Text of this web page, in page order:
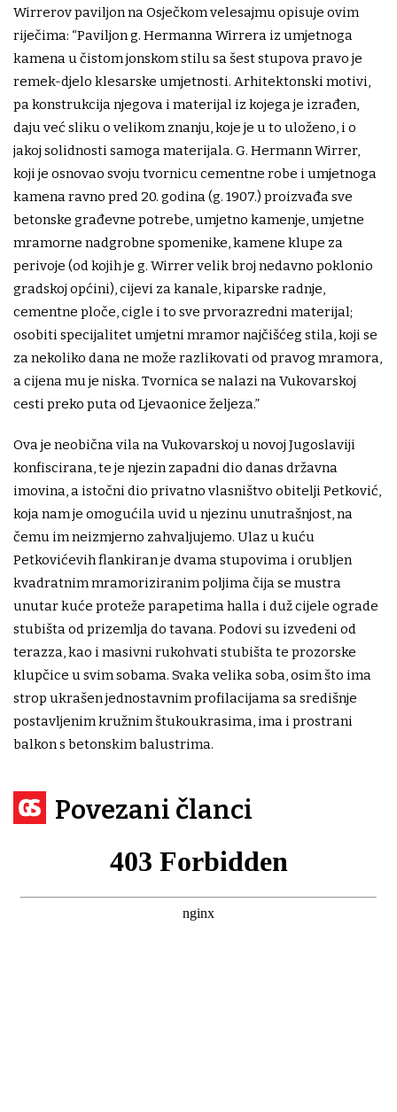
Wirrerov paviljon na Osječkom velesajmu opisuje ovim
riječima: “Paviljon g. Hermanna Wirrera iz umjetnoga
kamena u čistom jonskom stilu sa šest stupova pravo je
remek-djelo klesarske umjetnosti. Arhitektonski motivi,
pa konstrukcija njegova i materijal iz kojega je izrađen,
daju već sliku o velikom znanju, koje je u to uloženo, i o
jakoj solidnosti samoga materijala. G. Hermann Wirrer,
koji je osnovao svoju tvornicu cementne robe i umjetnoga
kamena ravno pred 20. godina (g. 1907.) proizvađa sve
betonske građevne potrebe, umjetno kamenje, umjetne
mramorne nadgrobne spomenike, kamene klupe za
perivoje (od kojih je g. Wirrer velik broj nedavno poklonio
gradskoj općini), cijevi za kanale, kiparske radnje,
cementne ploče, cigle i to sve prvorazredni materijal;
osobiti specijalitet umjetni mramor najčišćeg stila, koji se
za nekoliko dana ne može razlikovati od pravog mramora,
a cijena mu je niska. Tvornica se nalazi na Vukovarskoj
cesti preko puta od Ljevaonice željeza.”
Ova je neobična vila na Vukovarskoj u novoj Jugoslaviji
konfiscirana, te je njezin zapadni dio danas državna
imovina, a istočni dio privatno vlasništvo obitelji Petković,
koja nam je omogućila uvid u njezinu unutrašnjost, na
čemu im neizmjerno zahvaljujemo. Ulaz u kuću
Petkovićevih flankiran je dvama stupovima i orubljen
kvadratnim mramoriziranim poljima čija se mustra
unutar kuće proteže parapetima halla i duž cijele ograde
stubišta od prizemlja do tavana. Podovi su izvedeni od
terazza, kao i masivni rukohvati stubišta te prozorske
klupčice u svim sobama. Svaka velika soba, osim što ima
strop ukrašen jednostavnim profilacijama sa središnje
postavljenim kružnim štukoukrasima, ima i prostrani
balkon s betonskim balustrima.
Povezani članci